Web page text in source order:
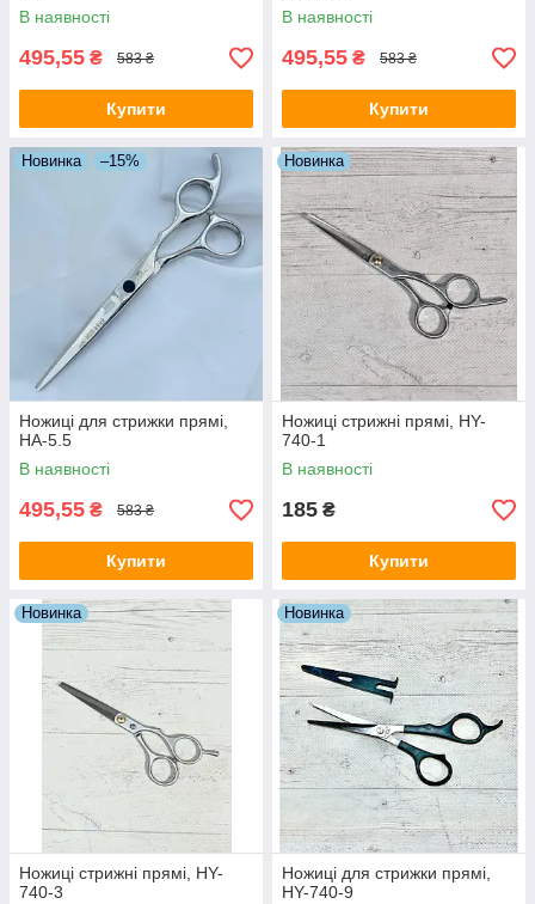
В наявності
495,55 ₴ 583 ₴
Купити
В наявності
495,55 ₴ 583 ₴
Купити
Новинка –15%
Ножиці для стрижки прямі,
НА-5.5
В наявності
495,55 ₴ 583 ₴
Купити
Новинка
Ножиці стрижні прямі, HY-
740-1
В наявності
185 ₴
Купити
Новинка
Ножиці стрижні прямі, HY-
740-3
Новинка
Ножиці для стрижки прямі,
HY-740-9